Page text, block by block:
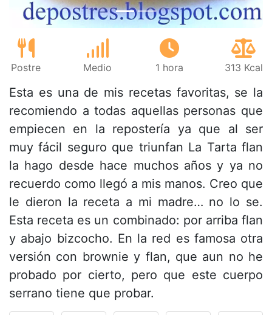
Postre Medio 1 hora 313 Kcal
Esta es una de mis recetas favoritas, se la
recomiendo a todas aquellas personas que
empiecen en la repostería ya que al ser
muy fácil seguro que triunfan La Tarta flan
la hago desde hace muchos años y ya no
recuerdo como llegó a mis manos. Creo que
le dieron la receta a mi madre… no lo se.
Esta receta es un combinado: por arriba flan
y abajo bizcocho. En la red es famosa otra
versión con brownie y flan, que aun no he
probado por cierto, pero que este cuerpo
serrano tiene que probar.